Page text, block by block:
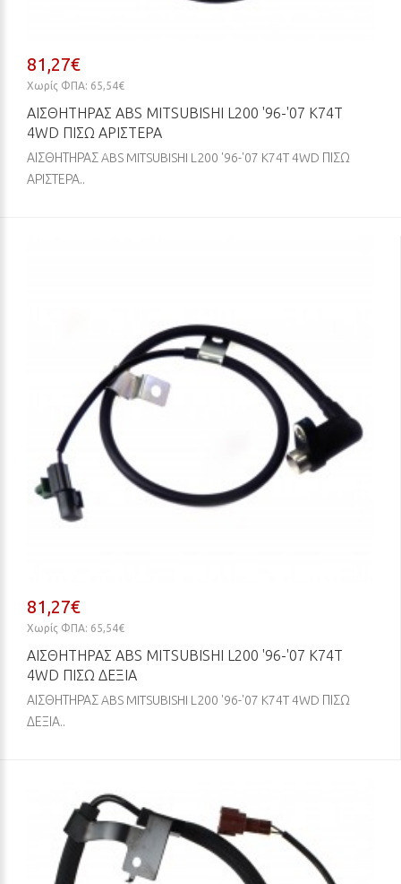
81,27€
Χωρίς ΦΠΑ: 65,54€
ΑΙΣΘΗΤΗΡΑΣ ABS MITSUBISHI L200 '96-'07 K74T
4WD ΠΙΣΩ ΑΡΙΣΤΕΡΑ
ΑΙΣΘΗΤΗΡΑΣ ABS MITSUBISHI L200 '96-'07 K74T 4WD ΠΙΣΩ
ΑΡΙΣΤΕΡΑ..
81,27€
Χωρίς ΦΠΑ: 65,54€
ΑΙΣΘΗΤΗΡΑΣ ABS MITSUBISHI L200 '96-'07 K74T
4WD ΠΙΣΩ ΔΕΞΙΑ
ΑΙΣΘΗΤΗΡΑΣ ABS MITSUBISHI L200 '96-'07 K74T 4WD ΠΙΣΩ
ΔΕΞΙΑ..